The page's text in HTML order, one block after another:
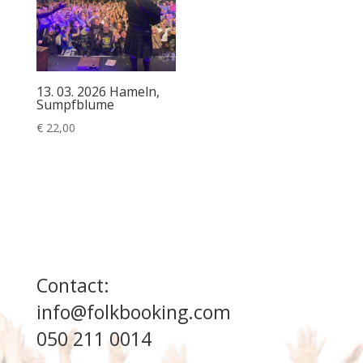
13. 03. 2026 Hameln,
Sumpfblume
€22,00
Contact:
info@folkbooking.com
050 211 0014